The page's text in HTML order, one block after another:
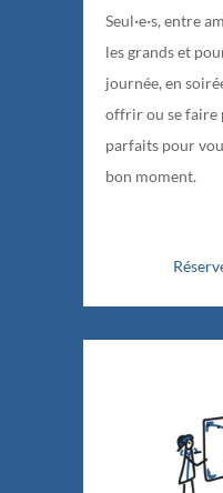
Seul·e·s, entre
les grands et
journée, en
offrir ou se faire
parfaits pour
bon moment.